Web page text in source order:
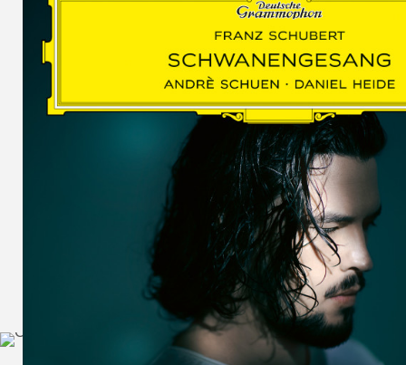
WOLF
MARTIN
SCHUMANN,
LIEDERKREIS
OP. 24
SECHS
MONOLOGE
AUS
JEDERMANN